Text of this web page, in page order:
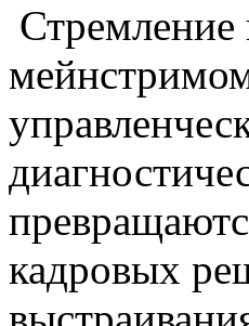
Стремление
кадровых